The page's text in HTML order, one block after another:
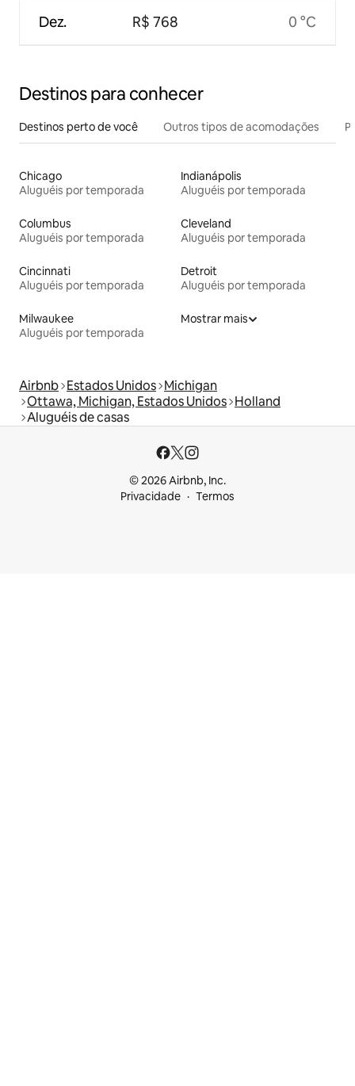
Dez. R$ 768 0 °C
Destinos para conhecer
Destinos perto de você Outros tipos de acomodações
Chicago
Aluguéis por temporada
Indianápolis
Aluguéis por temporada
Columbus
Aluguéis por temporada
Cleveland
Aluguéis por temporada
Cincinnati
Aluguéis por temporada
Detroit
Aluguéis por temporada
Milwaukee
Aluguéis por temporada
Mostrar mais
Airbnb Estados Unidos Michigan
Ottawa, Michigan, Estados Unidos Holland
Aluguéis de casas
© 2026 Airbnb, Inc.
Privacidade
Termos